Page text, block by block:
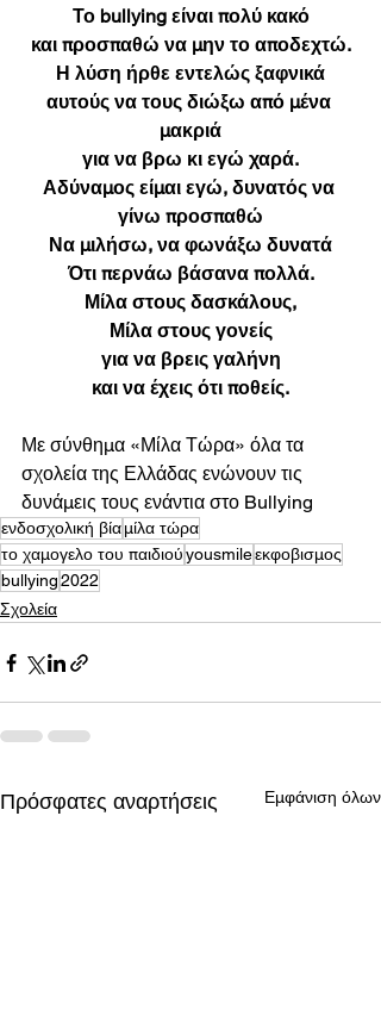
Το bullying είναι πολύ κακό
και προσπαθώ να μην το αποδεχτώ.
Η λύση ήρθε εντελώς ξαφνικά
αυτούς να τους διώξω από μένα
μακριά
για να βρω κι εγώ χαρά.
Αδύναμος είμαι εγώ, δυνατός να
γίνω προσπαθώ
Να μιλήσω, να φωνάξω δυνατά
Ότι περνάω βάσανα πολλά.
Μίλα στους δασκάλους,
Μίλα στους γονείς
για να βρεις γαλήνη
και να έχεις ότι ποθείς.
Με σύνθημα «Μίλα Τώρα» όλα τα
σχολεία της Ελλάδας ενώνουν τις
δυνάμεις τους ενάντια στο Bullying
ενδοσχολική βίαμίλα τώρα
το χαμογελο του παιδιούyousmileεκφοβισμος
bullying2022
Σχολεία
Πρόσφατες αναρτήσεις Εμφάνιση όλων